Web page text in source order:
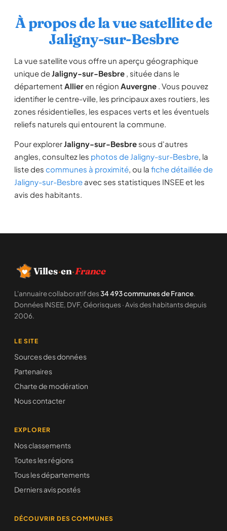
À propos de la vue satellite de
Jaligny-sur-Besbre
La vue satellite vous offre un aperçu géographique
unique deJaligny-sur-Besbre , située dans le
département Allieren région Auvergne . Vous pouvez
identifier le centre-ville, les principaux axes routiers, les
zones résidentielles, les espaces verts et les éventuels
reliefs naturels qui entourent la commune.
Pour explorerJaligny-sur-Besbre sous d'autres
angles, consultez les photos de Jaligny-sur-Besbre, la
liste des communes à proximité, ou la fiche détaillée de
Jaligny-sur-Besbre avec ses statistiques INSEE et les
avis des habitants.
Villes·en·France
L'annuaire collaboratif des34 493 communes de France.
Données INSEE, DVF, Géorisques · Avis des habitants depuis
2006.
LE SITE
Sources des données
Partenaires
Charte de modération
Nous contacter
EXPLORER
Nos classements
Toutes les régions
Tous les départements
Derniers avis postés
DÉCOUVRIR DES COMMUNES